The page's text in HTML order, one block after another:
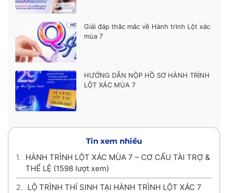
Giải đáp thắc mắc về Hành trình Lột xác
mùa 7
HƯỚNG DẪN NỘP HỒ SƠ HÀNH TRÌNH
LỘT XÁC MÙA 7
Tin xem nhiều
1. HÀNH TRÌNH LỘT XÁC MÙA 7 – CƠ CẤU TÀI TRỢ &
THỂ LỆ (1598 lượt xem)
2.
LỘ TRÌNH THÍ SINH TẠI HÀNH TRÌNH LỘT XÁC 7